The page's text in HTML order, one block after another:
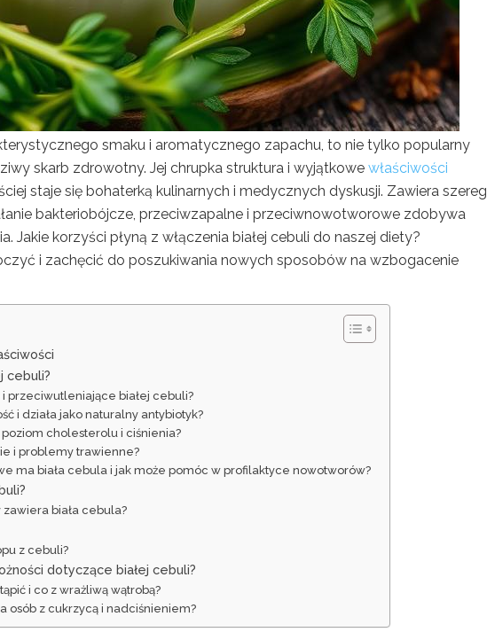
smaku i aromatycznego zapachu, to nie tylko popularny
skarb zdrowotny. Jej chrupka struktura i wyjątkowe właściwości
staje się bohaterką kulinarnych i medycznych dyskusji. Zawiera szereg
bakteriobójcze, przeciwzapalne i przeciwnowotworowe zdobywa
Jakie korzyści płyną z włączenia białej cebuli do naszej diety?
i zachęcić do poszukiwania nowych sposobów na wzbogacenie
cebuli?
przeciwutleniające białej cebuli?
i działa jako naturalny antybiotyk?
cholesterolu i ciśnienia?
i problemy trawienne?
ma biała cebula i jak może pomóc w profilaktyce nowotworów?
biała cebula?
z cebuli?
dotyczące białej cebuli?
i co z wrażliwą wątrobą?
osób z cukrzycą i nadciśnieniem?